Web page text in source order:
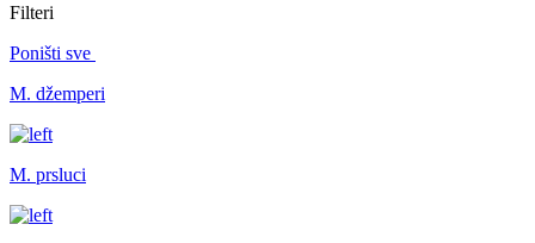
Filteri
Poništi sve
M. džemperi
M. prsluci